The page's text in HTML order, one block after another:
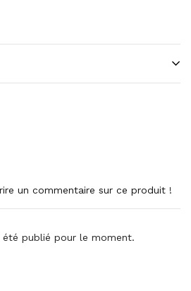
un commentaire sur ce produit !
été publié pour le moment.